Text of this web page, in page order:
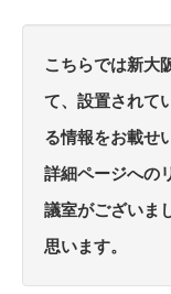
こちらでは新大
て、設置されて
る情報をお載せ
詳細ページへの
議室がございま
思います。